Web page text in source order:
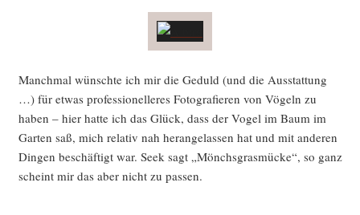
Manch­mal wünsch­te ich mir die Geduld (und die Aus­stat­tung
…) für etwas pro­fes­sio­nel­le­res Foto­gra­fie­ren von Vögeln zu
haben – hier hat­te ich das Glück, dass der Vogel im Baum im
Gar­ten saß, mich rela­tiv nah her­an­ge­las­sen hat und mit ande­ren
Din­gen beschäf­tigt war. Seek sagt „Mönchs­gras­mü­cke“, so ganz
scheint mir das aber nicht zu passen.